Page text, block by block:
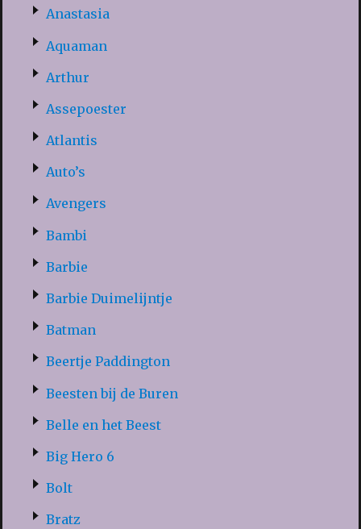
Anastasia
Aquaman
Arthur
Assepoester
Atlantis
Auto’s
Avengers
Bambi
Barbie
Barbie Duimelijntje
Batman
Beertje Paddington
Beesten bij de Buren
Belle en het Beest
Big Hero 6
Bolt
Bratz